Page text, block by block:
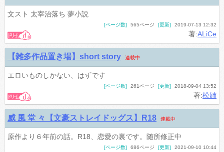
文スト 太宰治落ち 夢小説
著:ALiCe
[ページ数] 565ページ [更新] 2019-07-13 12:32
【雑多作品置き場】short story 連載中
エロいものしかない、はずです
著:松姉
[ページ数] 261ページ [更新] 2018-09-04 13:52
威 風 堂 々【文豪ストレイドッグス】R18 連載中
原作より６年前の話。R18、恋愛の裏です。随所修正中
[ページ数] 686ページ [更新] 2021-09-10 10:44